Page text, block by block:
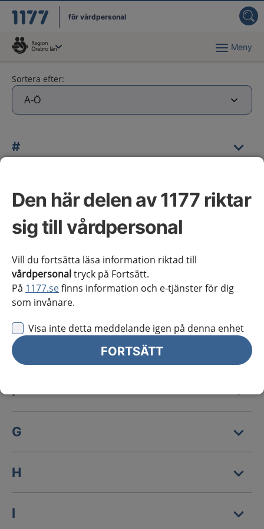
Den här delen av 1177 riktar
sig till vårdpersonal
Vill du fortsätta läsa information riktad till
vårdpersonaltryck på Fortsätt.
På 1177.sefinns information och e-tjänster för dig
som invånare.
Visa inte detta meddelande igen på denna enhet
FORTSÄTT
för vårdpersonal
Du har valt region Meny
Sortera efter:
#
B
C
D
E
F
G
H
I